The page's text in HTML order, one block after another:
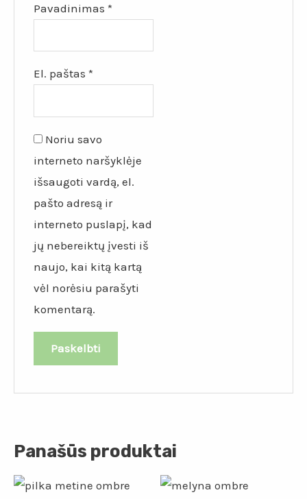
Pavadinimas*
El. paštas*
Noriu savo
interneto naršyklėje
išsaugoti vardą, el.
pašto adresą ir
interneto puslapį, kad
jų nebereiktų įvesti iš
naujo, kai kitą kartą
vėl norėsiu parašyti
komentarą.
Panašūs produktai